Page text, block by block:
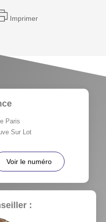
Imprimer
Paris
Sur Lot
Voir le numéro
: